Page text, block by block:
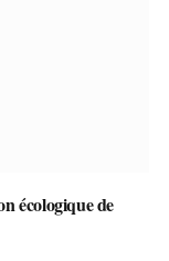
écologique de